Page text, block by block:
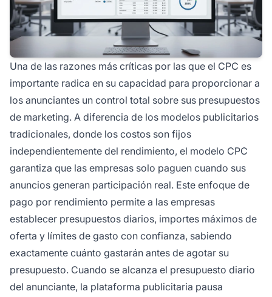
Una de las razones más críticas por las que el CPC es
importante radica en su capacidad para proporcionar a
los anunciantes un control total sobre sus presupuestos
de marketing. A diferencia de los modelos publicitarios
tradicionales, donde los costos son fijos
independientemente del rendimiento, el modelo CPC
garantiza que las empresas solo paguen cuando sus
anuncios generan participación real. Este enfoque de
pago por rendimiento permite a las empresas
establecer presupuestos diarios, importes máximos de
oferta y límites de gasto con confianza, sabiendo
exactamente cuánto gastarán antes de agotar su
presupuesto. Cuando se alcanza el presupuesto diario
del anunciante, la plataforma publicitaria pausa